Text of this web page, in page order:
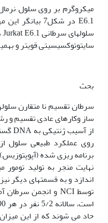
سایتوتوکسیسیتی قوی‫تر و به‫میزان 43 درصد بود.
بحث
روی عملکرد طبیعی سلول
حاد می شوند که از این